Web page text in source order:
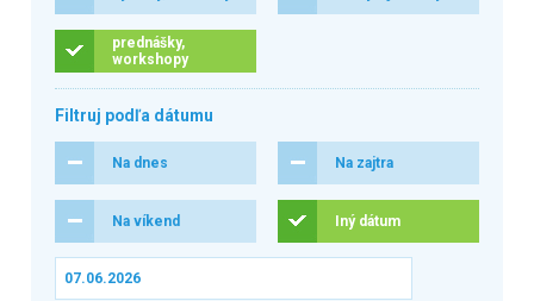
prednášky,
workshopy
Filtruj podľa dátumu
Na dnes Na zajtra
Na víkend Iný dátum